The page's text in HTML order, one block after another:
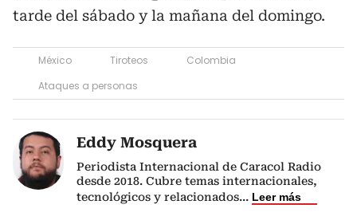
tarde del sábado y la mañana del domingo.
México Tiroteos
Colombia
Ataques a personas
Eddy Mosquera
Periodista Internacional de Caracol Radio
desde 2018. Cubre temas internacionales,
tecnológicos y relacionados... Leer más